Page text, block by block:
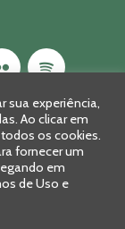
450, 14º
sua experiência,
Ao clicar em
os cookies.
fornecer um
em
de Uso e